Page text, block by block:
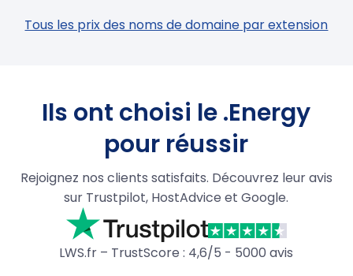
Tous les prix des noms de domaine par extension
Ils ont choisi le .Energy
pour réussir
Rejoignez nos clients satisfaits. Découvrez leur avis
sur Trustpilot, HostAdvice et Google.
LWS.fr – TrustScore : 4,6/5 - 5000 avis